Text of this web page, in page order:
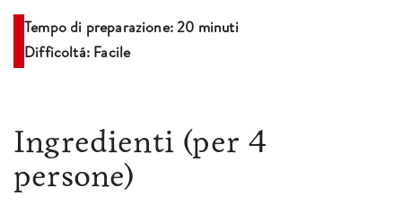
Tempo di preparazione: 20 minuti
Difficoltá: Facile
Ingredienti (per 4
persone)